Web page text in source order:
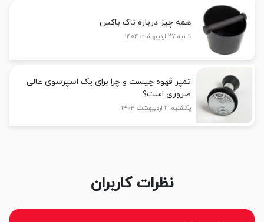
همه چیز درباره ناک باکس
شنبه ۲۷ اردیبهشت ۱۴۰۴
تمپر قهوه چیست و چرا برای یک اسپرسوی عالی
ضروری است؟
یکشنبه ۲۱ اردیبهشت ۱۴۰۴
نظرات کاربران